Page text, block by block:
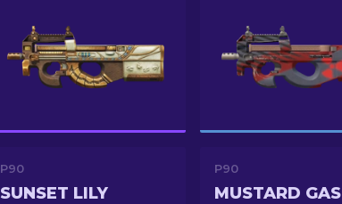
P90
SUNSET LILY
P90
MUSTARD GAS